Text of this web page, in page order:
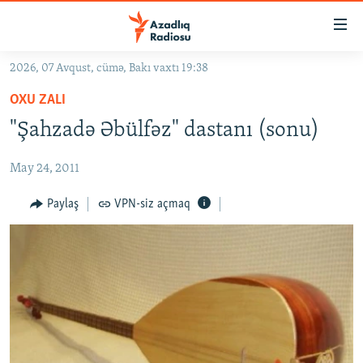
Əsas
qayıt
Əsas
naviqasiyaya
qayıt
#İZAHLA
KORRUPSIOMETR
#ƏSLINDƏ
FƏRQƏ BAX
VIDEO
FOTOQALEREYA
RADIO ARXIV
OXU ZALI
HAQQIMIZDA
2026, 07 Avqust, cümə, Bakı vaxtı 19:38
OXU ZALI
"Şahzadə Əbülfəz" dastanı (sonu)
May 24, 2011
Paylaş VPN-siz açmaq